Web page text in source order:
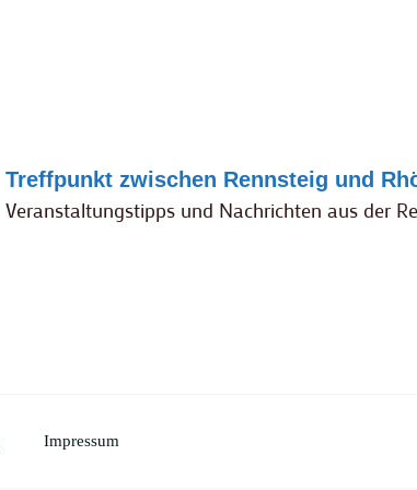
Treffpunkt zwischen Rennsteig und
Veranstaltungstipps und Nachrichten aus der
Impressum